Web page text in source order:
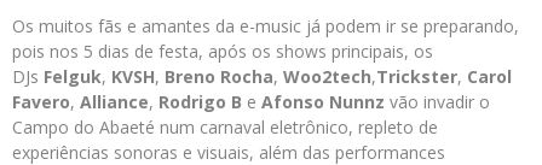
Os muitos fãs e amantes da e-music já podem ir se preparando,
pois nos 5 dias de festa, após os shows principais, os
DJs Felguk, KVSH, Breno Rocha, Woo2tech,Trickster, Carol
Favero, Alliance, Rodrigo B e Afonso Nunnz vão invadir o
Campo do Abaeté num carnaval eletrônico, repleto de
experiências sonoras e visuais, além das performances